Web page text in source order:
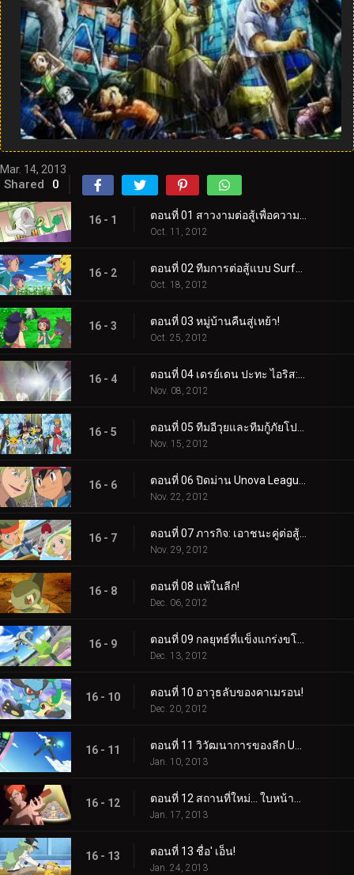
Mar. 14, 2013
Shared 0
16 - 1
Oct. 11, 2012
16 - 2
Oct. 18, 2012
16 - 3 ตอนที่ 03 หมู่บ้านคืนสู่เหย้า!
Oct. 25, 2012
16 - 4
Nov. 08, 2012
16 - 5
Nov. 15, 2012
16 - 6
Nov. 22, 2012
16 - 7
Nov. 29, 2012
16 - 8 ตอนที่ 08 แพ้ในลีก!
Dec. 06, 2012
16 - 9
Dec. 13, 2012
16 - 10 ตอนที่ 10 อาวุธลับของคาเมรอน!
Dec. 20, 2012
16 - 11
Jan. 10, 2013
16 - 12
Jan. 17, 2013
16 - 13 ตอนที่ 13 ชื่อ' เอ็น!
Jan. 24, 2013